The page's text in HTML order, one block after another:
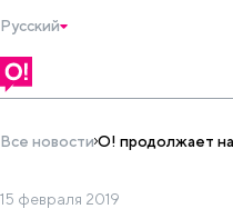
Русский
Все новости О! продолжает
15 февраля 2019